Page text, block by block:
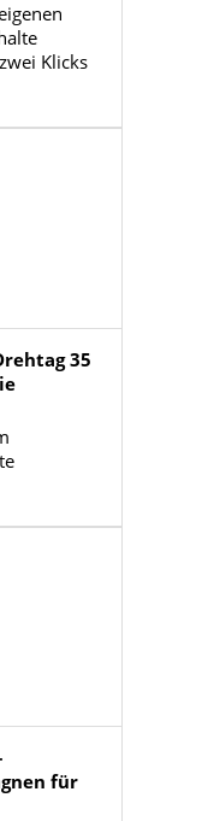
Klicks
Nutzer auf
der
35
eines
Thema
für